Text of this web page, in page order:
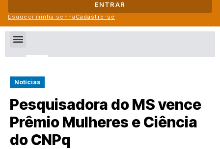
ENTRAR
Esqueci minha senha Cadastre-se
Notícias
Pesquisadora do MS vence
Prêmio Mulheres e Ciência
do CNPq